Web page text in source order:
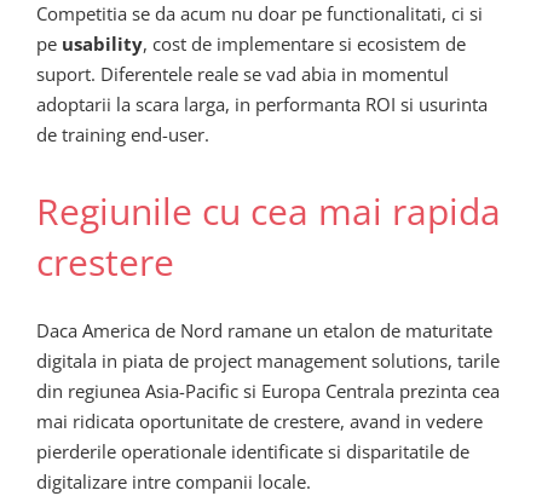
Competitia se da acum nu doar pe functionalitati, ci si
pe usability, cost de implementare si ecosistem de
suport. Diferentele reale se vad abia in momentul
adoptarii la scara larga, in performanta ROI si usurinta
de training end-user.
Regiunile cu cea mai rapida
crestere
Daca America de Nord ramane un etalon de maturitate
digitala in piata de project management solutions, tarile
din regiunea Asia-Pacific si Europa Centrala prezinta cea
mai ridicata oportunitate de crestere, avand in vedere
pierderile operationale identificate si disparitatile de
digitalizare intre companii locale.